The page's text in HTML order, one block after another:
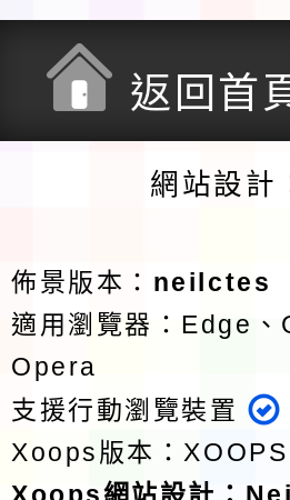
返回首
網站設計
佈景版本： neilctes
適用瀏覽器：Edge
Opera
支援行動瀏覽裝置
Xoops版本：